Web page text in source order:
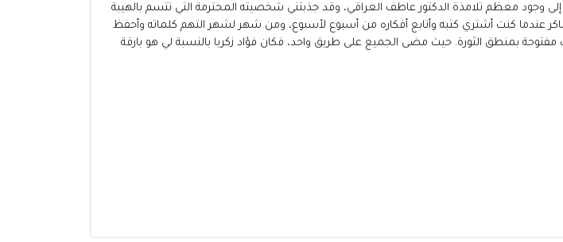
إلى وجود معظم تلامذة الدكتور عاطف العراقي، وقد جذبتني شخصيته المحترمة التي تتسم بالهيبة
عندما كنت أشتري كتبه وأتابع أفكاره من أسبوع لأسبوع، ومن شهر لشهر التهم كلماته وأحفظ
بمنطق الثورة. حيث مضى الجميع على طريق واحد، فكان فؤاد زكريا بالنسبة لي هو بارقة